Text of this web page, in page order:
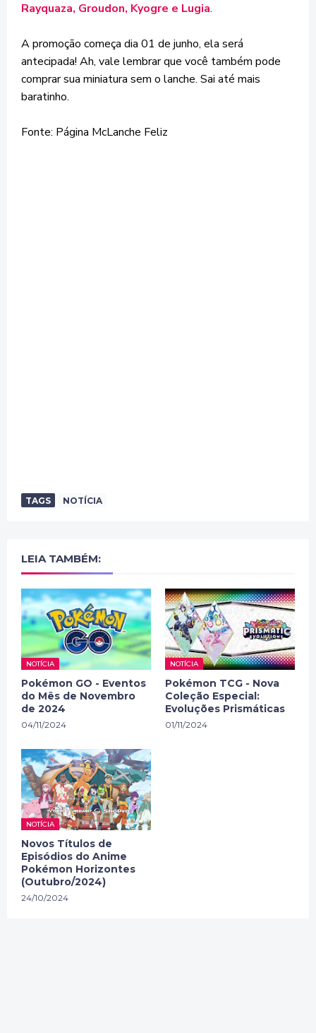
Rayquaza, Groudon, Kyogre e Lugia.
A promoção começa dia 01 de junho, ela será
antecipada! Ah, vale lembrar que você também pode
comprar sua miniatura sem o lanche. Sai até mais
baratinho.
Fonte: Página McLanche Feliz
TAGS NOTÍCIA
LEIA TAMBÉM:
NOTÍCIA
Pokémon GO - Eventos
do Mês de Novembro
de 2024
04/11/2024
NOTÍCIA
Pokémon TCG - Nova
Coleção Especial:
Evoluções Prismáticas
01/11/2024
NOTÍCIA
Novos Títulos de
Episódios do Anime
Pokémon Horizontes
(Outubro/2024)
24/10/2024